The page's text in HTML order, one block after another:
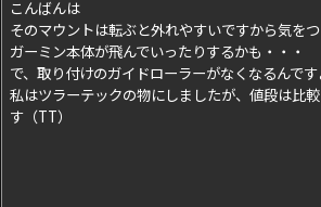
こんばんは
そのマウントは転ぶと外れやすいですから気を
ガーミン本体が飛んでいったりするかも・・・
で、取り付けのガイドローラーがなくなるんです
私はツラーテックの物にしましたが、値段は比
す（TT）